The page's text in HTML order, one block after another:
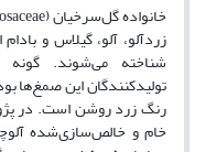
زردآلو، آلو، گیلاس و
تولیدکنندگان این صمغ‌ها
رنگ زرد روشن است. در